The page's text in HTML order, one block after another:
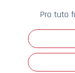
Pro tuto